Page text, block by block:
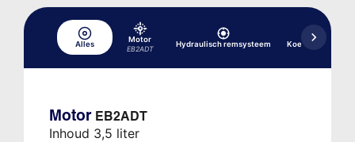
Alles
Motor
EB2ADT
Hydraulisch remsysteem Koelsysteem
Motor EB2ADT
Inhoud 3,5 liter